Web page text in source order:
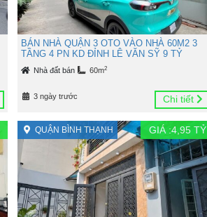
BÁN NHÀ QUẬN 3 OTO VÀO NHÀ 60M2 3
TẦNG 4 PN KD ĐỈNH LÊ VĂN SỸ 9 TỶ
Nhà đất bán 60m2
3 ngày trước Chi tiết
QUẬN BÌNH THẠNH GIÁ :4,95TỶ